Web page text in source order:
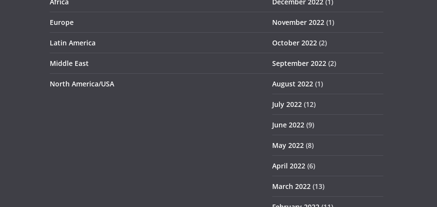
Africa
Europe
Latin America
Middle East
North America/USA
December 2022 (1)
November 2022 (1)
October 2022 (2)
September 2022 (2)
August 2022 (1)
July 2022 (12)
June 2022 (9)
May 2022 (8)
April 2022 (6)
March 2022 (13)